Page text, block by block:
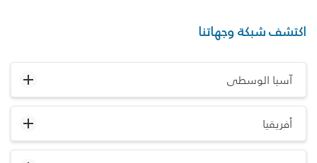
اكتشف شبكة وجهاتنا
آسيا الوسطى
أفريقيا